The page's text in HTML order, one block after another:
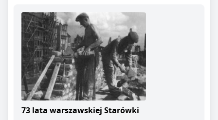
73 lata warszawskiej Starówki